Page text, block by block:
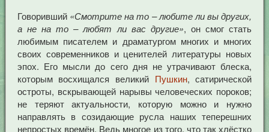
Говоривший «Смотрите на то – любите ли вы других,
а не на то – любят ли вас другие», он смог стать
любимым писателем и драматургом многих и многих
своих современников и ценителей литературы новых
эпох. Его мысли до сего дня не утрачивают блеска,
которым восхищался великий Пушкин, сатирической
остроты, вскрывающей нарывы человеческих пороков;
не теряют актуальности, которую можно и нужно
направлять в созидающие русла наших теперешних
непростых времён. Ведь многое из того, что так хлёстко